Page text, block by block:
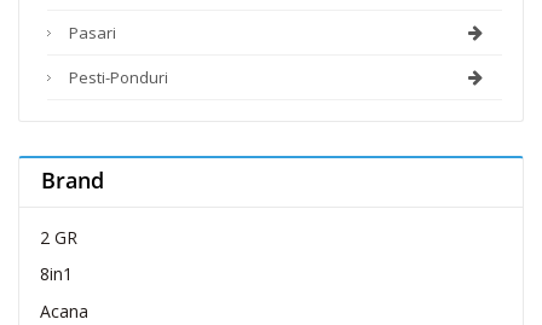
Pasari
Pesti-Ponduri
Brand
2 GR
8in1
Acana